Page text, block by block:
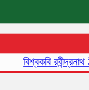
বিশ্বকবি রবীন্দ্রনাথ